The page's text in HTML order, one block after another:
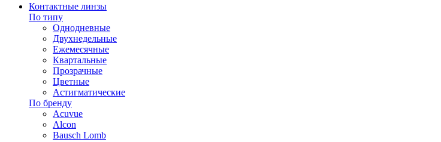
Контактные линзы
По типу
Однодневные
Двухнедельные
Ежемесячные
Квартальные
Прозрачные
Цветные
Астигматические
По бренду
Acuvue
Alcon
Bausch Lomb